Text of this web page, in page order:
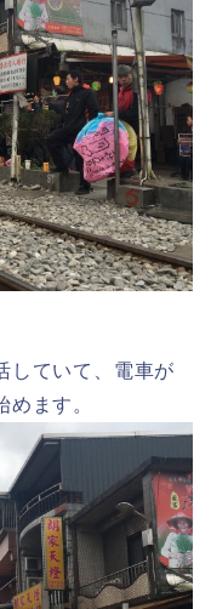
していて、電車が
ます。